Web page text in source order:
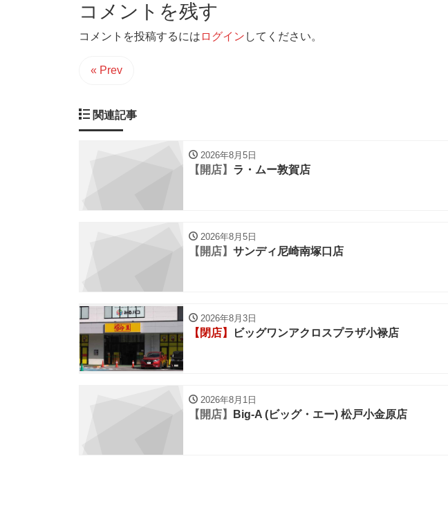
コメントを残す
コメントを投稿するには ログイン してください。
« Prev
関連記事
2026年8月5日
【開店】 ラ・ムー敦賀店
2026年8月5日
【開店】 サンディ尼崎南塚口店
2026年8月3日
【閉店】 ビッグワンアクロスプラザ小禄店
2026年8月1日
【開店】 Big-A (ビッグ・エー) 松戸小金原店